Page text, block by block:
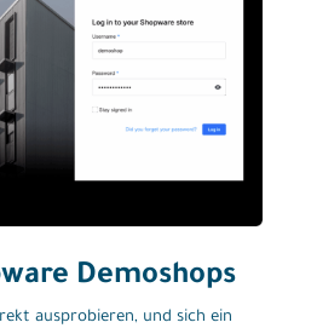
Demoshops
ausprobieren, und sich ein